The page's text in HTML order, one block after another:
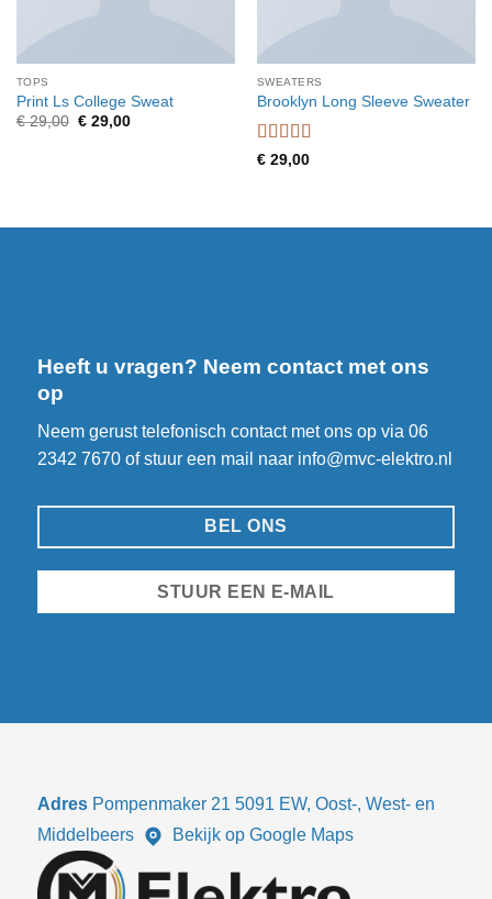
TOPS
Print Ls College Sweat
€29,00 Oorspronkelijke
€29,00Huidige
SWEATERS
Brooklyn Long Sleeve Sweater
Waardering
€29,00
Heeft u vragen? Neem contact met ons
op
Neem gerust telefonisch contact met ons op via 06
2342 7670of stuur een mail naar info@mvc-elektro.nl
BEL ONS
STUUR EEN E-MAIL
AdresPompenmaker 21 5091 EW, Oost-, West- en
Middelbeers
Bekijk op Google Maps